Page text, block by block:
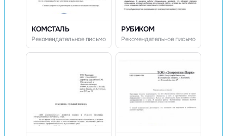
КОМСТАЛЬ
Рекомендательное письмо
РУБИКОМ
Рекомендательное письмо